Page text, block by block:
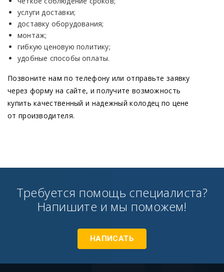
услуги доставки;
доставку оборудования;
монтаж;
гибкую ценовую политику;
удобные способы оплаты.
Позвоните нам по телефону или отправьте заявку
через форму на сайте, и получите возможность
купить качественный и надежный колодец по цене
от производителя.
Требуется помощь специалиста?
Напишите и мы поможем!
НАПИСАТЬ